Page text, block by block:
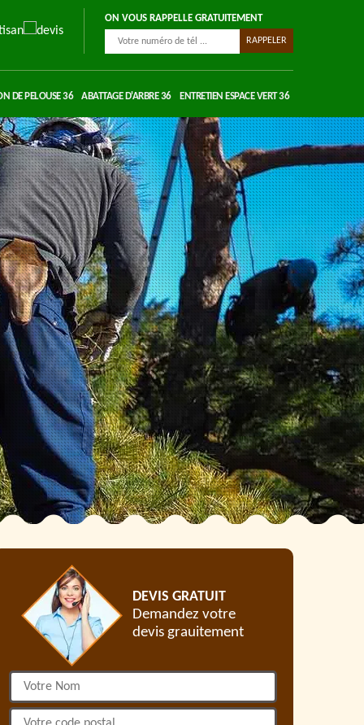
ON VOUS RAPPELLE GRATUITEMENT
DE PELOUSE 36 ABATTAGE D'ARBRE 36 ENTRETIEN ESPACE VERT 36
DEVIS GRATUIT
Demandez votre
devis grauitement